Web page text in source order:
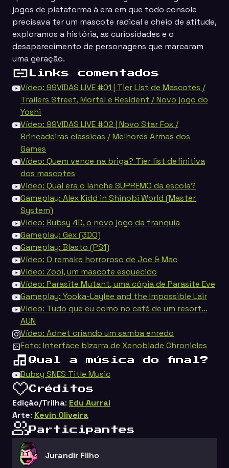
jogos de plataforma à era em que todo console
precisava ter um mascote radical e cheio de atitude,
exploramos a história, as curiosidades e o
desaparecimento de personagens que marcaram
uma geração.
Links comentados
Vídeo: 99VIDAS LIVE #01 | Tier List de Mascotes /
Trailers Street, Mortal e Resident / Novo jogo do
Yoshi
Vídeo: 99VIDAS LIVE #02 | Novo Star Fox /
Brincadeiras classicas / Melhores Armas dos
Games
Vídeo: Quem vence na briga? Tier list definitiva
dos mascotes
Vídeo: Qual era o lanche SUPREMO da escola?
Gameplay: Alex Kidd in Shinobi World (Master
System)
Vídeo: Bubsy 4D, o novo jogo da franquia
Gameplay: Gex (3DO)
Gameplay: Blasto (PS1)
Vídeo: O remake horroroso de Joe & Mac
Vídeo: Zool, um mascote esquecido
Vídeo: Parasite Mutant, uma cópia de Parasite Eve
Gameplay: Yooka-Laylee and the Impossible Lair
Vídeo: Tudo que eu como no café de um resort...
AUN
Vídeo: Adnet criando um samba enredo
Foto: Interface bizarra de Xenoblade Chronicles
Qual a música do final?
Bubsy SNES Title Music
Créditos
Edição/Trilha: Edu Aurrai
Arte: Kevin Oliveira
Participantes
Jurandir Filho